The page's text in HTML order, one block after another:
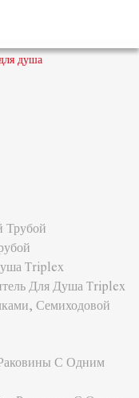
душа
Трубой
Triplex
Для Душа Triplex
Семиходовой
С Одним